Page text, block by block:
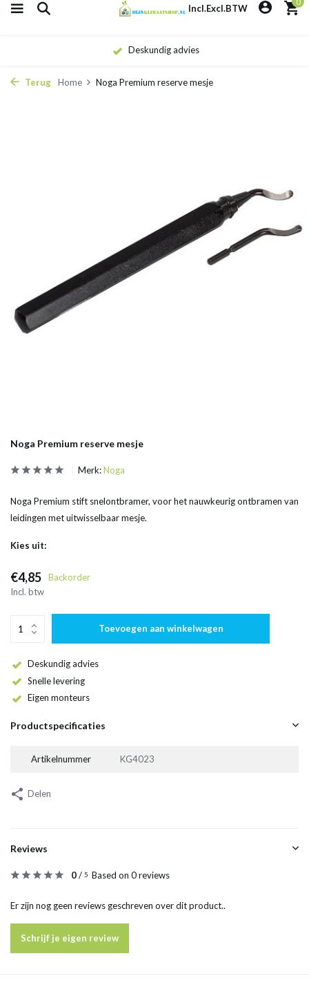
Incl.Excl.BTW
Deskundig advies
Terug Home Noga Premium reserve mesje
Noga Premium reserve mesje
Merk:Noga
Noga Premium stift snelontbramer, voor het nauwkeurig ontbramen van
leidingen met uitwisselbaar mesje.
Kies uit:
€4,85
Backorder
Incl. btw
Toevoegen aan winkelwagen
Deskundig advies
Snelle levering
Eigen monteurs
Productspecificaties
Artikelnummer KG4023
Delen
Reviews
0/ 5 Based on 0 reviews
Er zijn nog geen reviews geschreven over dit product..
Schrijf je eigen review